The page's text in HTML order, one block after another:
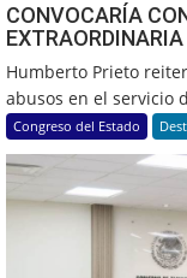
CONVOCARÍA
Humberto Prieto
abusos en el servicio
Congreso del Estado